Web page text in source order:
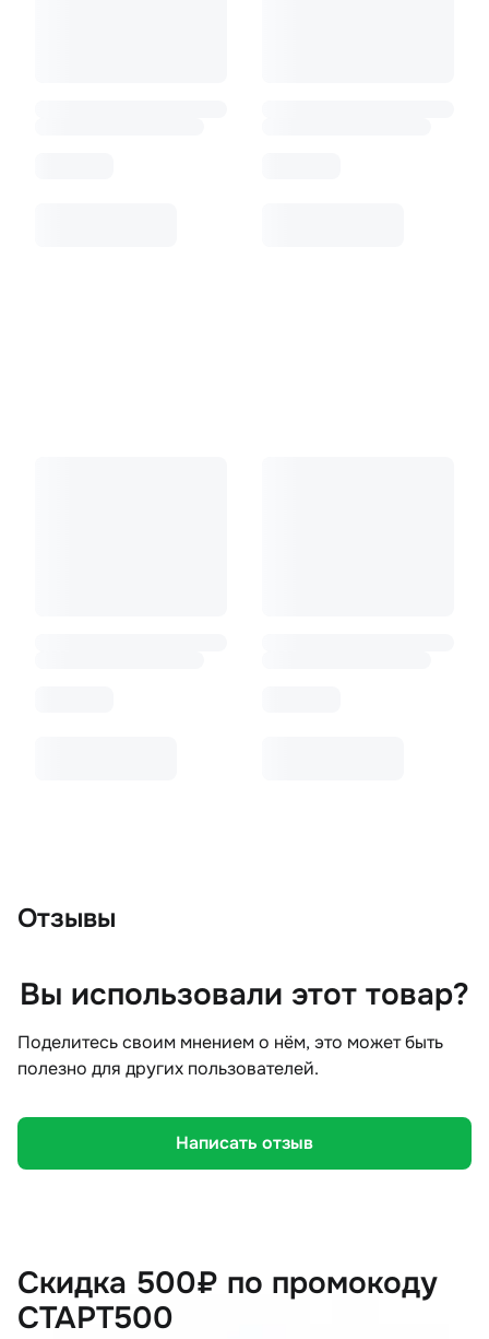
Отзывы
Вы использовали этот товар?
Поделитесь своим мнением о нём, это может быть
полезно для других пользователей.
Написать отзыв
Скидка 500₽ по промокоду
СТАРТ500